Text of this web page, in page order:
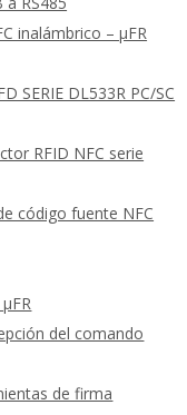
inalámbrico – μFR
SERIE DL533R PC/SC
RFID NFC serie
código fuente NFC
del comando
de firma